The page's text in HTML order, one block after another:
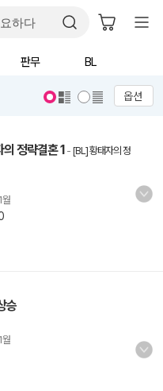
판무 BL
옵션
정략결혼 1 - [BL] 황태자의 정
월
승
월